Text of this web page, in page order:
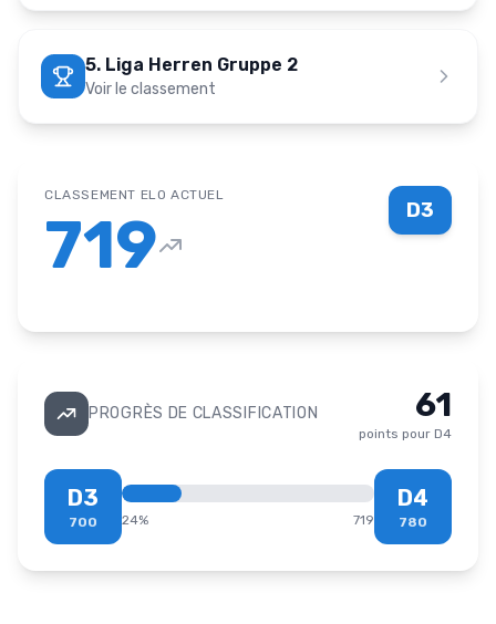
5. Liga Herren Gruppe 2
Voir le classement
D3
CLASSEMENT ELO ACTUEL
719
PROGRÈS DE CLASSIFICATION 61
points pour D4
D3
700 24% 719
D4
780